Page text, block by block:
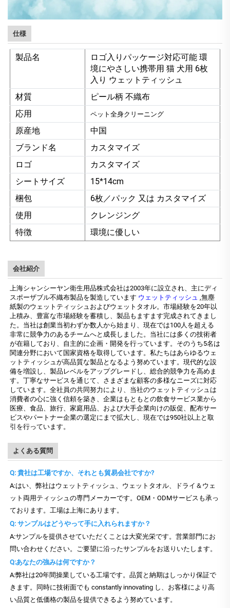
仕様
製品名
ロゴ入りパッケージ対応可能 環
境にやさしい携帯用 猫 犬用 6枚
入り ウェットティッシュ
材質
ピール柄 不織布
応用
ペット全身クリーニング
原産地
中国
ブランド名
カスタマイズ
ロゴ
カスタマイズ
シートサイズ
15*14cm
梱包
6枚／パック 又は カスタマイズ
使用
クレンジング
特徴
環境に優しい
会社紹介
上海シャンシーヤン衛生用品株式会社は2003年に設立され、主にディ
スポーザブル不織布製品を製造しています ウェットティッシュ ,無塵
紙製のウェットティッシュおよびウェットタオル。市場経験を20年以
上積み、豊富な市場経験を蓄積し、製品もますます完成されてきまし
た。当社は創業当初わずか数人から始まり、現在では100人を超える
非常に競争力のあるチームへと成長しました。当社には多くの技術者
が在籍しており、自主的に企画・開発を行っています。そのうち5名は
関連分野において国家資格を取得しています。私たちはあらゆるウェ
ットティッシュが高品質な製品となるよう努めています。現代的な設
備を増設し、製品レベルをアップグレードし、総合的競争力を高めま
す。丁寧なサービスを通じて、さまざまな顧客の多様なニーズに対応
しています。全社員の共同努力により、当社のウェットティッシュは
消費者の心に強く信頼を築き、企業はもともとの飲食サービス業から
医療、食品、旅行、家庭用品、および大手企業向けの販促、配布サー
ビスやパートナー企業の選定にまで拡大し、現在では950社以上と取
引を行っています。
よくある質問
Q: 貴社は工場ですか、それとも貿易会社ですか?
A:はい、弊社はウェットティッシュ、ウェットタオル、ドライ＆ウェ
ット両用ティッシュの専門メーカーです。OEM・ODMサービスも承っ
ております。工場は上海にあります。
Q: サンプルはどうやって手に入れられますか？
A:サンプルを提供させていただくことは大変光栄です。営業部門にお
問い合わせください。ご要望に沿ったサンプルをお送りいたします。
Q:あなたの強みは何ですか？
A:弊社は20年間操業している工場です。品質と納期はしっかり保証で
きます。同時に技術面でも constantly innovating し、お客様により高
い品質と低価格の製品を提供できるよう努めています。